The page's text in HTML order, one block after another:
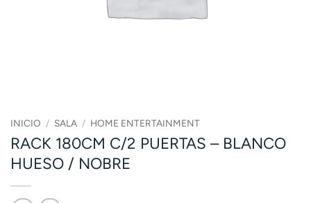
INICIO / SALA / HOME ENTERTAINMENT
RACK 180CM C/2 PUERTAS – BLANCO
HUESO / NOBRE